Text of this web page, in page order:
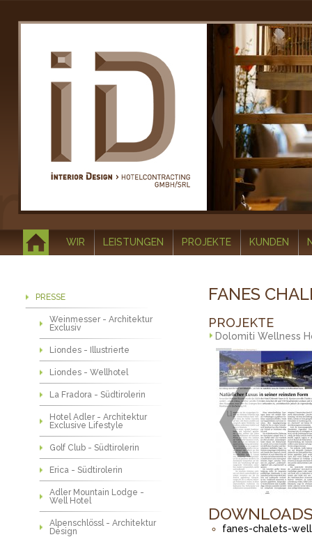
WIR LEISTUNGEN PROJEKTE KUNDEN
PRESSE
Weinmesser - Architektur
Exclusiv
Liondes - Illustrierte
Liondes - Wellhotel
La Fradora - Südtirolerin
Hotel Adler - Architektur
Exclusive Lifestyle
Golf Club - Südtirolerin
Erica - Südtirolerin
Adler Mountain Lodge -
Well Hotel
Alpenschlössl - Architektur
Design
FANES
PROJEKTE
Dolomiti Wellness
fanes-chalets-